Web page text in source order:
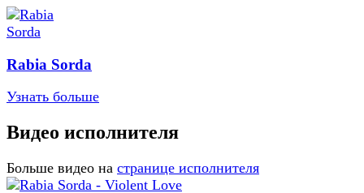
Rabia Sorda
Узнать больше
Видео исполнителя
Больше видео на странице исполнителя